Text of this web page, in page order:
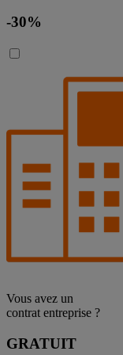
-30%
Vous avez un
contrat entreprise ?
GRATUIT